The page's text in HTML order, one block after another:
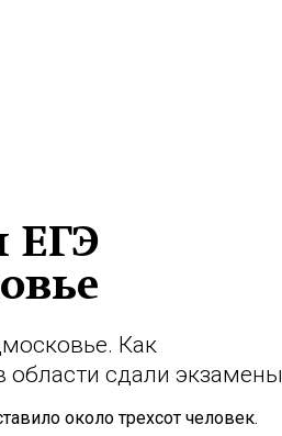
ЕГЭ
Как
области сдали экзамены
около трехсот человек.